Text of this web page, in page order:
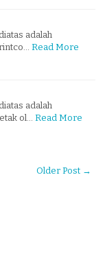
adalah
Read More
adalah
ol…
Read More
Older Post →